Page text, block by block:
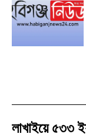
লাখাইয়ে ৫৩৩